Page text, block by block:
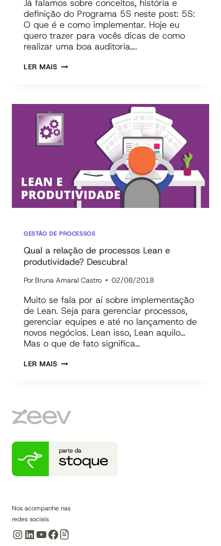
Já falamos sobre conceitos, história e
definição do Programa 5S neste post: 5S:
O que é e como implementar. Hoje eu
quero trazer para vocês dicas de como
realizar uma boa auditoria….
LER MAISCOMO
5S
PODEROSA
GESTÃO DE PROCESSOS
Qual a relação de processos Lean e
produtividade? Descubra!
Por Bruna Amaral Castro 02/08/2018
Muito se fala por aí sobre implementação
de Lean. Seja para gerenciar processos,
gerenciar equipes e até no lançamento de
novos negócios. Lean isso, Lean aquilo…
Mas o que de fato significa…
LER MAISQUAL
LEAN
PRODUTIVIDADE?
DESCUBRA!
Nos acompanhe nas
redes sociais
Instagram
LinkedIn
Youtube
Facebook